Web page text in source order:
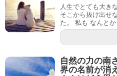
人生でとても大き
そこから抜け出せ
た。 私も なんと
自然の力の南
界の名前が消